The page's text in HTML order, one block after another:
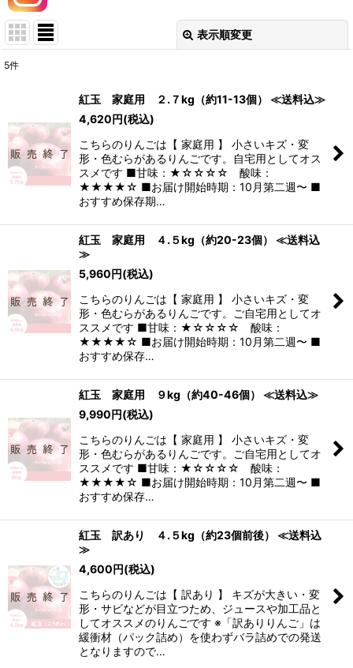
表示順変更
並び順:
絞り込む
5件
紅玉 家庭用 ２.７kg（約11-13個） ≪送料込≫
4,620円(税込)
こちらのりんごは【 家庭用 】 小さいキズ・変
形・色むらがあるりんごです。自宅用としてオス
スメです ■甘味：★☆☆☆☆ 酸味：
★★★★☆ ■お届け開始時期：10月第二週〜 ■
おすすめ保存期…
紅玉 家庭用 ４.５kg（約20-23個） ≪送料込
≫
5,960円(税込)
こちらのりんごは【 家庭用 】 小さいキズ・変
形・色むらがあるりんごです。ご自宅用としてオ
ススメです ■甘味：★☆☆☆☆ 酸味：
★★★★☆ ■お届け開始時期：10月第二週〜 ■
おすすめ保存…
紅玉 家庭用 ９kg（約40-46個） ≪送料込≫
9,990円(税込)
こちらのりんごは【 家庭用 】 小さいキズ・変
形・色むらがあるりんごです。ご自宅用としてオ
ススメです ■甘味：★☆☆☆☆ 酸味：
★★★★☆ ■お届け開始時期：10月第二週〜 ■
おすすめ保存…
紅玉 訳あり ４.５kg（約23個前後） ≪送料込
≫
4,600円(税込)
こちらのりんごは【 訳あり 】 キズが大きい・変
形・サビなどが目立つため、ジュースや加工品と
してオススメのりんごです ※「訳ありりんご」は
緩衝材（パック詰め）を使わずバラ詰めでの発送
となりますので…